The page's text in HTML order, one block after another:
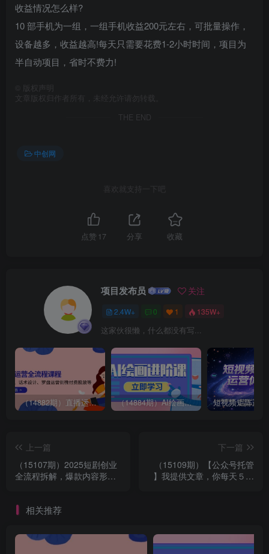
收益情况怎么样?
10 部手机为一组，一组手机收益200元左右，可批量操作，
设备越多，收益越高!每天只需要花费1-2小时时间，项目为
半自动项目，省时不费力!
版权声明
文章版权归作者所有，未经允许请勿转载。
THE END
中创网
喜欢就支持一下吧
点赞 17 分享 收藏
项目发布员 关注
2.4W+ 0 1 135W+
这家伙很懒，什么都没有写...
（14882期）直播运营全流程课程-5月更新：从起号、话术设计、罗盘运营到微付费投放等 （14884期）AI绘画进阶课，涵盖电商摄影等多领域，PS操作与AI工具使用全面教学
上一篇
（15107期）2025短剧创业
全流程拆解，爆款内容形式
下一篇
（15109期）【公众号托管
】我提供文章，你每天５分
相关推荐